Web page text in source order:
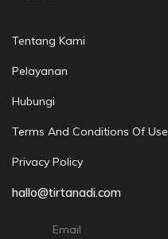
Tentang Kami
Pelayanan
Hubungi
Terms And Conditions Of Use
Privacy Policy
hallo@tirtanadi.com
Email